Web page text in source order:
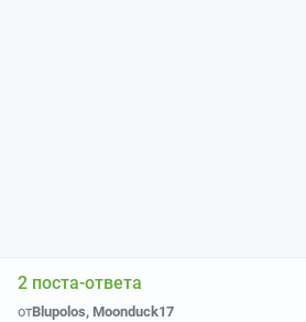
2 поста-ответа
отBlupolos, Moonduck17